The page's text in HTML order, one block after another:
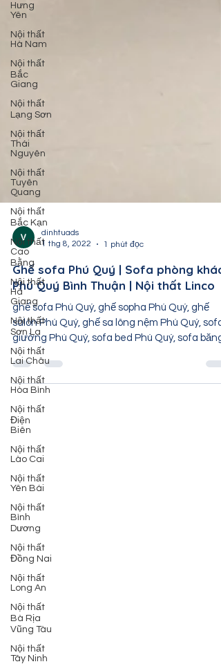
Hưng
Yên
Nội thất
Hà Nam
Nội thất
Bắc
Giang
Nội thất
Lạng Sơn
Nội thất
Thái
Nguyên
Nội thất
Tuyên
Quang
Nội thất
Bắc Kạn
Nội thất
Cao
Bằng
Nội thất
Hà
Giang
Nội thất
Sơn La
Nội thất
Lai Châu
Nội thất
Hòa Bình
Nội thất
Điện
Biên
Nội thất
Lào Cai
Nội thất
Yên Bái
Nội thất
Bình
Dương
Nội thất
Đồng Nai
Nội thất
Long An
Nội thất
Bà Rịa
Vũng Tàu
Nội thất
Tây Ninh
dinhtuads
1 thg 8, 2022
1 phút đọc
Ghế sofa Phú Quý | Sofa phòng
Phú Quý Bình Thuận | Nội thất Linco
ghế sofa Phú Quý, ghế sopha Phú Quý, ghế
salon Phú Quý, ghế sa lông nệm Phú Quý, sofa
giường Phú Quý, sofa bed Phú Quý, sofa băng
Phú...